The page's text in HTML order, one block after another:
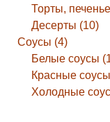
Торты,
Десерты (10)
Соусы (4)
Белые соусы
Красные
Холодные